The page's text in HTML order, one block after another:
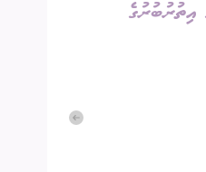
އިތުރުބުރުގެ